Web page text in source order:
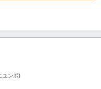
ユンボ)